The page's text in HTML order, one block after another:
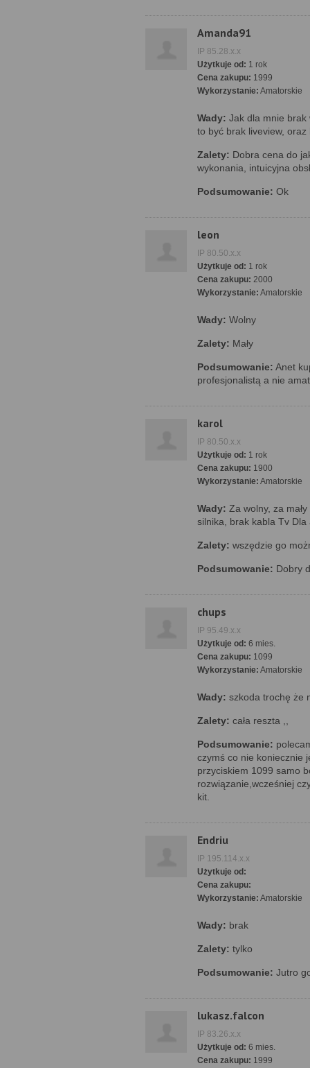
Amanda91
IP 85.28.x.x
Użytkuje od: 1 rok
Cena zakupu: 1999
Wykorzystanie: Amatorskie
Wady: Jak dla mnie brak
to być brak liveview,
Zalety: Dobra cena do
wykonania, intuicyjna
Podsumowanie: Ok
leon
IP 80.50.x.x
Użytkuje od: 1 rok
Cena zakupu: 2000
Wykorzystanie: Amatorskie
Wady: Wolny
Zalety: Mały
Podsumowanie: Anet
profesjonalistą a nie
karol
IP 80.50.x.x
Użytkuje od: 1 rok
Cena zakupu: 1900
Wykorzystanie: Amatorskie
Wady: Za wolny, za
silnika, brak kabla Tv
Zalety: wszędzie go
Podsumowanie: Dobry
chups
IP 95.49.x.x
Użytkuje od: 6 mies.
Cena zakupu: 1099
Wykorzystanie: Amatorskie
Wady: szkoda trochę że
Zalety: cała reszta ,,
Podsumowanie:
czymś co nie koniecznie
przyciskiem 1099 samo
rozwiązanie,wcześniej
kit.
Endriu
IP 195.114.x.x
Użytkuje od:
Cena zakupu:
Wykorzystanie: Amatorskie
Wady: brak
Zalety: tylko
Podsumowanie: Jutro
lukasz.falcon
IP 83.26.x.x
Użytkuje od: 6 mies.
Cena zakupu: 1999